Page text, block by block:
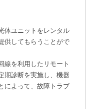
体ユニットをレンタル
供してもらうことがで
線を利用したリモート
期診断を実施し、機器
によって、故障トラブ